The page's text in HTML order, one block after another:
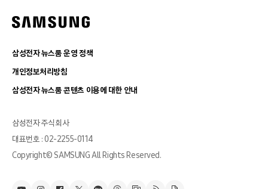
삼성전자 뉴스룸 운영 정책
개인정보처리방침
삼성전자 뉴스룸 콘텐츠 이용에 대한 안내
삼성전자 주식회사
대표번호 : 02-2255-0114
Copyright© SAMSUNG All Rights Reserved.